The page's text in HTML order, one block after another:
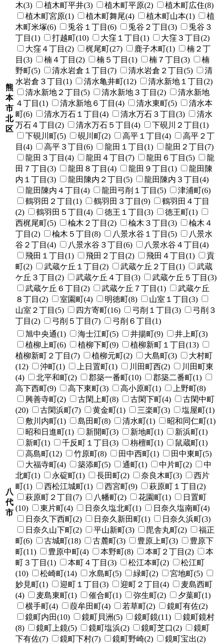
熊
本
市
北
区
木(3)
植木町平井(3) 植木町平原(2)
植木町広住(8)
植木町宮原(1)
植木町舞尾(4) 植木町山本(1)
植
木町米塚(6)
兎谷１丁目(6) 兎谷２丁目(3)
兎谷３
丁目(1)
打越町(10) 大窪１丁目(1)
大窪３丁目(2)
大窪４丁目(2)
梶尾町(27) 鹿子木町(1)
楠２丁
目(3)
楠４丁目(2) 楠５丁目(1) 楠７丁目(3)
楠
野町(5)
清水岩倉１丁目(7) 清水岩倉２丁目(5)
清
水岩倉３丁目(1)
清水亀井町(12)
清水新地１丁目(2)
清水新地２丁目(5)
清水新地３丁目(2)
清水新地
４丁目(1)
清水新地６丁目(4) 清水東町(5)
清水本
町(6)
清水万石１丁目(4) 清水万石３丁目(3)
清水
万石４丁目(2)
清水万石５丁目(4)
下硯川２丁目(1)
下硯川町(5)
硯川町(2) 高平１丁目(4)
高平２丁
目(4)
高平３丁目(6) 龍田１丁目(1)
龍田２丁目(7)
龍田３丁目(4)
龍田４丁目(7) 龍田６丁目(5)
龍
田７丁目(3)
龍田８丁目(4) 龍田９丁目(1)
龍田陳
内１丁目(3)
龍田陳内２丁目(5)
龍田陳内３丁目(4)
龍田陳内４丁目(4)
龍田弓削１丁目(5)
津浦町(6)
鶴羽田２丁目(1)
鶴羽田３丁目(9)
鶴羽田４丁目
(2)
鶴羽田５丁目(4) 徳王１丁目(3)
徳王町(1)
西梶尾町(5)
楡木２丁目(2) 楡木３丁目(3)
楡木４
丁目(2)
楡木５丁目(8) 八景水谷１丁目(5)
八景水
谷２丁目(4)
八景水谷３丁目(6)
八景水谷４丁目(4)
飛田１丁目(1)
飛田２丁目(2) 飛田４丁目(1)
貢
町(2)
武蔵ケ丘１丁目(2) 武蔵ケ丘２丁目(1)
武蔵
ケ丘３丁目(2)
武蔵ケ丘４丁目(3)
武蔵ケ丘５丁目(3)
武蔵ケ丘６丁目(2)
武蔵ケ丘７丁目(1)
武蔵ケ丘
８丁目(2)
室園町(4) 明徳町(8)
山室１丁目(3)
山室２丁目(5)
四方寄町(16) 弓削１丁目(3)
弓削３
丁目(2)
弓削５丁目(7) 弓削６丁目(1)
八
代
市
旭中央通(1) 海士江町(5) 井揚町(9)
井上町(3)
植柳上町(6)
植柳下町(9)
植柳新町１丁目(13)
植柳新町２丁目(7)
植柳元町(2) 大島町(3)
大村町
(12)
沖町(1) 上日置町(1) 川田町西(2)
川田町東
(4)
北平和町(2) 郡築一番町(10)
郡築二番町(1)
高下西町(9)
高下東町(3) 高小原町(1)
上野町(8)
興善寺町(2)
古閑上町(8) 古閑下町(4)
古閑中町
(20)
古閑浜町(7) 黄金町(1) 三楽町(3)
塩屋町(1)
敷川内町(1)
島田町(8) 清水町(1)
昭和同仁町(1)
昭和日進町(1)
新開町(3) 新地町(1)
新浜町(1)
新町(1)
千反町１丁目(3) 栴檀町(1)
鼠蔵町(1)
高島町(12)
竹原町(8) 田中西町(1)
田中東町(5)
大福寺町(4)
築添町(5) 通町(1) 中片町(2)
中
北町(1)
永碇町(1) 長田町(2) 奈良木町(3)
西片
町(1)
西松江城町(1) 西宮町(9)
萩原町１丁目(2)
萩原町２丁目(7)
八幡町(2) 花園町(1)
日置町
(10)
東片町(4) 日奈久塩北町(1)
日奈久塩南町(4)
日奈久下西町(2)
日奈久新田町(1)
日奈久浜町(3)
日奈久山下町(2)
平山新町(3) 毘舎丸町(2)
福正
町(6)
古城町(18) 古麓町(3) 豊原上町(3)
豊原下
町(11)
豊原中町(4) 本野町(8) 本町２丁目(2)
本
町３丁目(1)
本町４丁目(3) 松江本町(2)
松江町
(10)
松崎町(14) 水島町(5) 緑町(2)
宮地町(5)
妙見町(1)
迎町１丁目(3) 迎町２丁目(4)
麦島西町
(4)
麦島東町(1) 催合町(1) 弥生町(2)
夕葉町(1)
横手町(4)
葭牟田町(4) 若草町(2)
鏡町有佐(2)
鏡町内田(10)
鏡町貝洲(5) 鏡町鏡(11)
鏡町鏡村
(8)
鏡町上鏡(5) 鏡町塩浜(2) 鏡町芝口(2)
鏡町
下有佐(7)
鏡町下村(7) 鏡町野崎(2)
鏡町宝出(2)